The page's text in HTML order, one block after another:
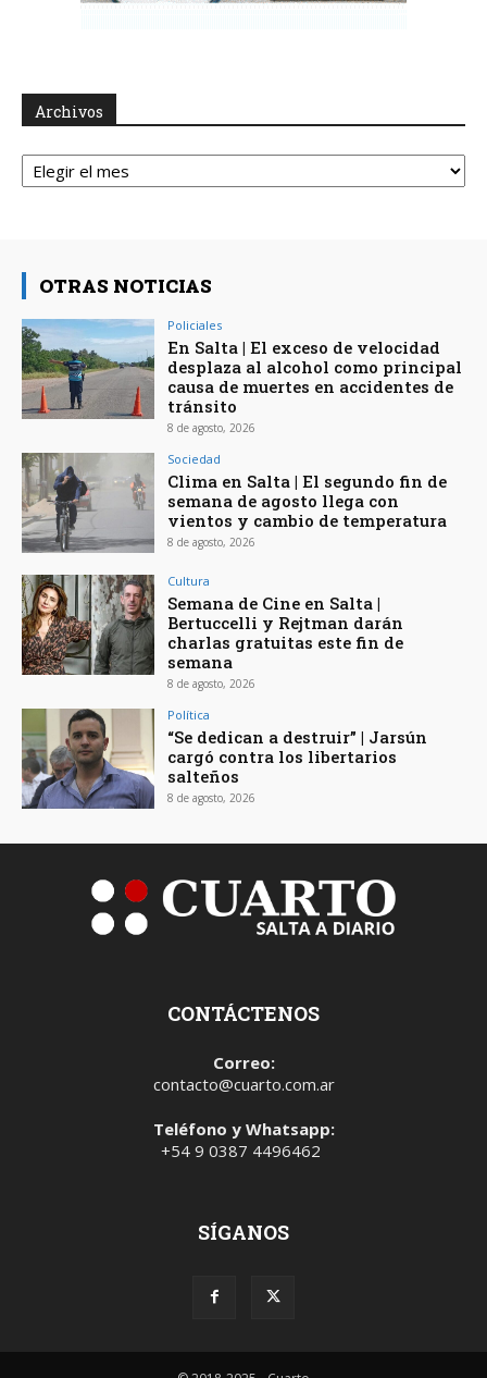
Archivos
Archivos
OTRAS NOTICIAS
Policiales
En Salta | El exceso de velocidad
desplaza al alcohol como principal
causa de muertes en accidentes de
tránsito
8 de agosto, 2026
Sociedad
Clima en Salta | El segundo fin de
semana de agosto llega con
vientos y cambio de temperatura
8 de agosto, 2026
Cultura
Semana de Cine en Salta |
Bertuccelli y Rejtman darán
charlas gratuitas este fin de
semana
8 de agosto, 2026
Política
“Se dedican a destruir” | Jarsún
cargó contra los libertarios
salteños
8 de agosto, 2026
CONTÁCTENOS
Correo:
contacto@cuarto.com.ar
Teléfono y Whatsapp:
+54 9 0387 4496462
SÍGANOS